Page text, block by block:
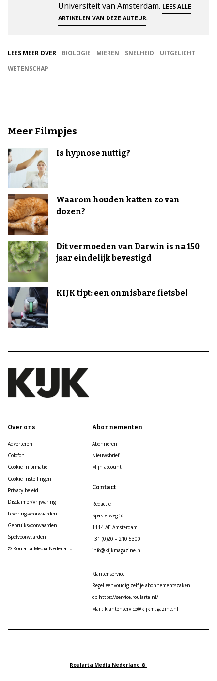
Universiteit van Amsterdam. LEES ALLE
ARTIKELEN VAN DEZE AUTEUR.
LEES MEER OVER BIOLOGIE MIEREN SNELHEID
UITGELICHT
WETENSCHAP
Meer Filmpjes
Is hypnose nuttig?
Waarom houden katten zo van
dozen?
Dit vermoeden van Darwin is na 150
jaar eindelijk bevestigd
KIJK tipt: een onmisbare fietsbel
Over ons
Adverteren
Colofon
Cookie informatie
Cookie Instellingen
Privacy beleid
Disclaimer/vrijwaring
Leveringsvoorwaarden
Gebruiksvoorwaarden
Spelvoorwaarden
© Roularta Media Nederland
Abonnementen
Abonneren
Nieuwsbrief
Mijn account
Contact
Redactie
Spaklerweg 53
1114 AE Amsterdam
+31 (0)20 – 210 5300
info@kijkmagazine.nl
Klantenservice
Regel eenvoudig zelf je abonnementszaken
op https://service.roularta.nl/
Mail: klantenservice@kijkmagazine.nl
Roularta Media Nederland ©